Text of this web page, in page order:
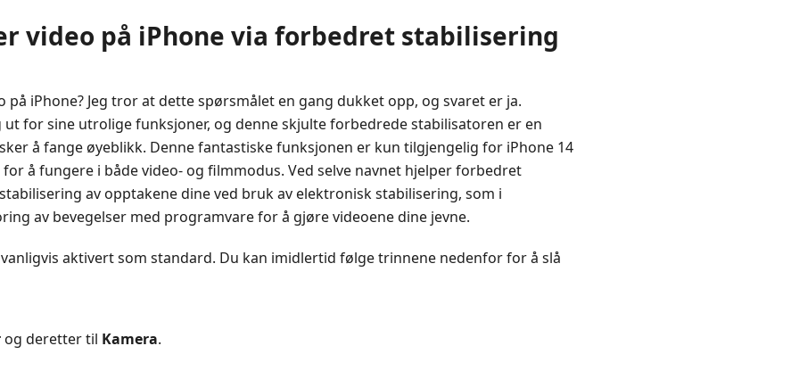
video på iPhone via forbedret stabilisering
på iPhone? Jeg tror at dette spørsmålet en gang dukket opp, og svaret er ja.
ut for sine utrolige funksjoner, og denne skjulte forbedrede stabilisatoren er en
å fange øyeblikk. Denne fantastiske funksjonen er kun tilgjengelig for iPhone 14
å fungere i både video- og filmmodus. Ved selve navnet hjelper forbedret
av opptakene dine ved bruk av elektronisk stabilisering, som i
av bevegelser med programvare for å gjøre videoene dine jevne.
aktivert som standard. Du kan imidlertid følge trinnene nedenfor for å slå
og deretter til Kamera.